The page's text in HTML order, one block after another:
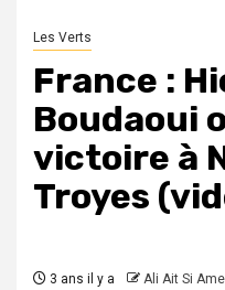
Les Verts
France :
Boudaoui
victoire à
Troyes
3 ans il y a Ali Ait Si